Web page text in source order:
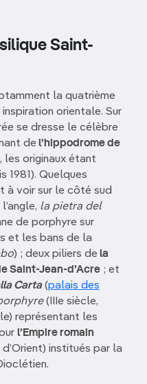
Saint-
la quatrième
orientale. Sur
se dresse le célèbre
del’hippodrome de
les originaux étant
1981). Quelques
à voir sur le côté sud
la pietra del
de porphyre sur
et les bans de la
) ; deux piliers dela
Saint-Jean-d’Acre ; et
Carta(palais des
(IIIe siècle,
représentant les
l’Empire romain
institués par la